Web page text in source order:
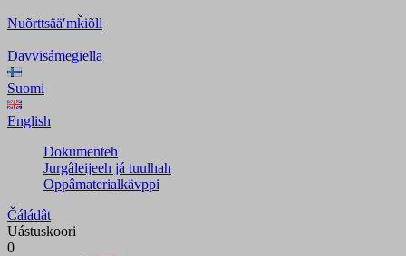
Nuõrttsääʹmǩiõll
Davvisámegiella
Suomi
English
Dokumenteh
Jurgâleijeeh já tuulhah
Oppâmaterialkävppi
Čáládât
Uástuskoori
0